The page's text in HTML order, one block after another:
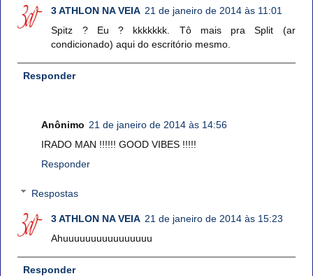
3 ATHLON NA VEIA 21 de janeiro de 2014 às 11:01
Spitz ? Eu ? kkkkkkk. Tô mais pra Split (ar
condicionado) aqui do escritório mesmo.
Responder
Anônimo 21 de janeiro de 2014 às 14:56
IRADO MAN !!!!!! GOOD VIBES !!!!!
Responder
Respostas
3 ATHLON NA VEIA 21 de janeiro de 2014 às 15:23
Ahuuuuuuuuuuuuuuuu
Responder